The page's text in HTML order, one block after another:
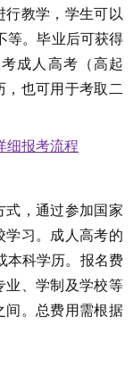
教学，学生可以
等。毕业后可获得
成人高考（高起
也可用于考取二
细报考流程
式，通过参加国家
学习。成人高考的
本科学历。报名费
业、学制及学校等
间。总费用需根据